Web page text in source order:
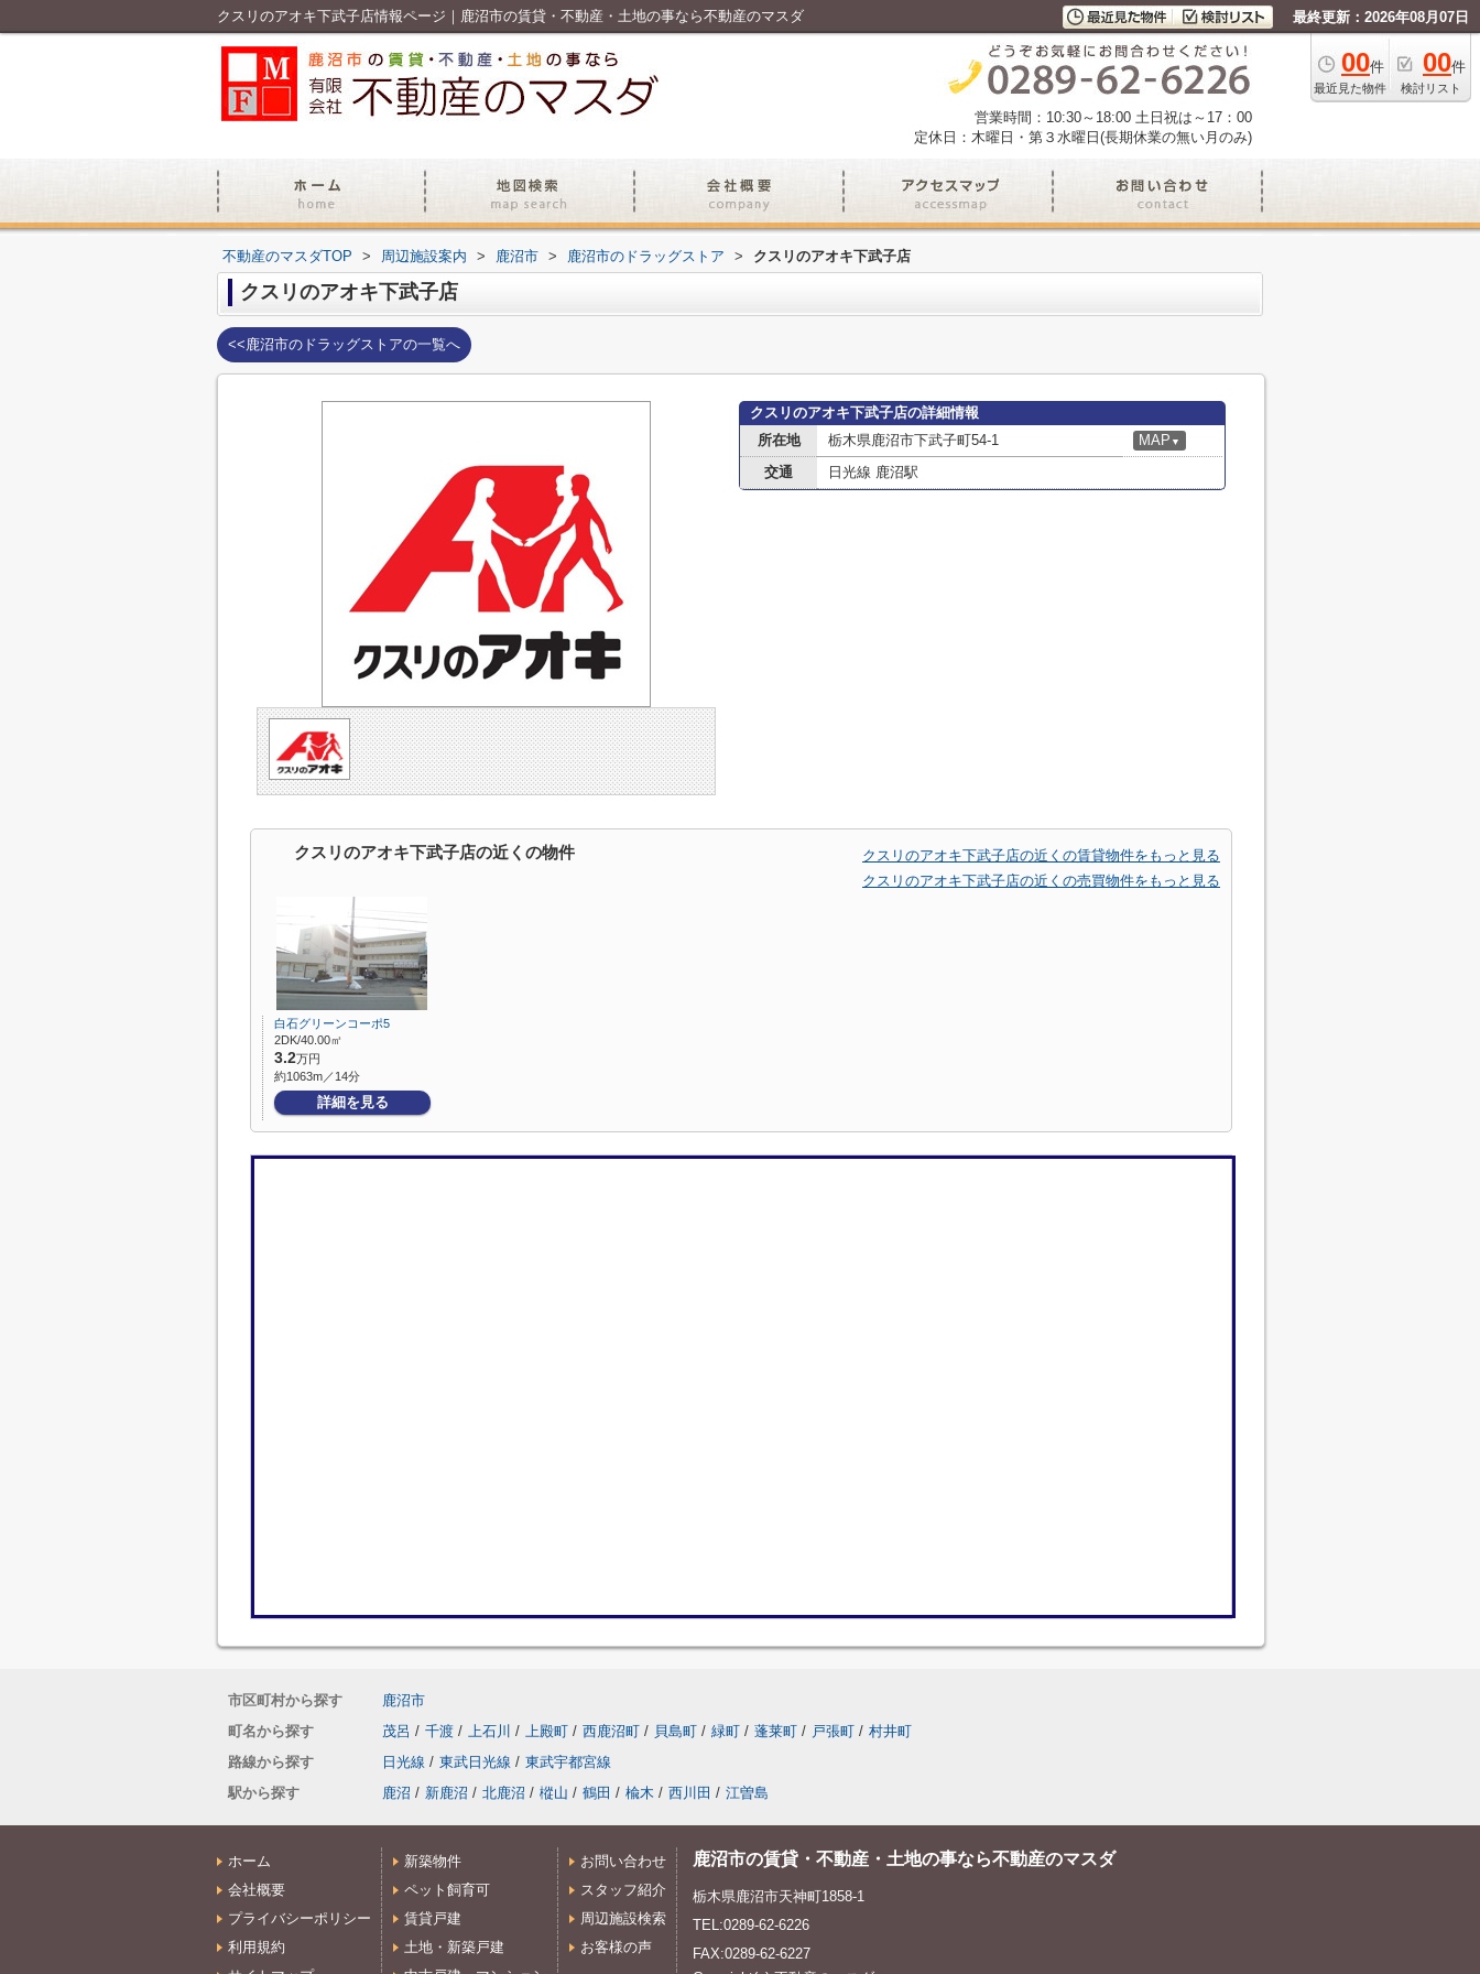
クスリのアオキ下武子店情報ページ｜鹿沼市の賃貸・不動産・土地の事なら不動産のマスダ 最終更新：2026年08月07日
00件
最近見た物件
00件
検討リスト
営業時間：10:30～18:00 土日祝は～17：00
定休日：木曜日・第３水曜日(長期休業の無い月のみ)
不動産のマスダTOP > 周辺施設案内 > 鹿沼市 > 鹿沼市のドラッグストア > クスリのアオキ下武子店
クスリのアオキ下武子店
<<鹿沼市のドラッグストアの一覧へ
クスリのアオキ下武子店の詳細情報
所在地
栃木県鹿沼市下武子町54-1 MAP ▼
交通 日光線 鹿沼駅
クスリのアオキ下武子店の近くの物件
クスリのアオキ下武子店の近くの賃貸物件をもっと見る
クスリのアオキ下武子店の近くの売買物件をもっと見る
白石グリーンコーポ5
2DK/40.00㎡
3.2万円
約1063m／14分
詳細を見る
市区町村から探す
鹿沼市
町名から探す
茂呂 / 千渡 / 上石川 / 上殿町 / 西鹿沼町 / 貝島町 / 緑町 / 蓬莱町 / 戸張町 / 村井町
路線から探す
日光線 / 東武日光線 / 東武宇都宮線
駅から探す
鹿沼 / 新鹿沼 / 北鹿沼 / 樅山 / 鶴田 / 楡木 / 西川田 / 江曽島
ホーム
会社概要
プライバシーポリシー
利用規約
新築物件
ペット飼育可
賃貸戸建
土地・新築戸建
お問い合わせ
スタッフ紹介
周辺施設検索
お客様の声
鹿沼市の賃貸・不動産・土地の事なら不動産のマスダ
栃木県鹿沼市天神町1858-1
TEL:0289-62-6226
FAX:0289-62-6227